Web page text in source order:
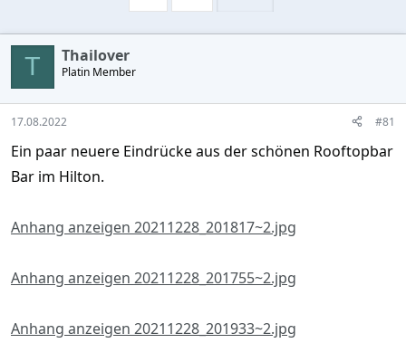
l
e
l
t
a
T Thailover
Platin Member
17.08.2022 #81
Ein paar neuere Eindrücke aus der schönen Rooftopbar
Bar im Hilton.
Anhang anzeigen 20211228_201817~2.jpg
Anhang anzeigen 20211228_201755~2.jpg
Anhang anzeigen 20211228_201933~2.jpg